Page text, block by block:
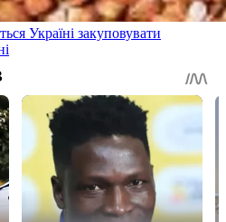
Україні закуповувати